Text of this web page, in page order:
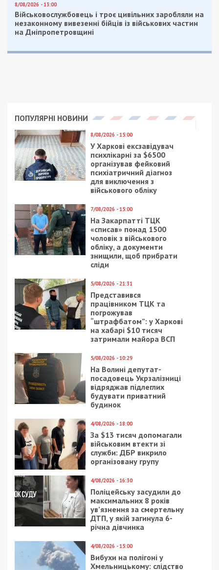
8/08/2026 - 13:00
Військовослужбовець і троє цивільних заробляли на
незаконному вивезенні бійців із військових частин
на Дніпропетровщині
ПОПУЛЯРНІ НОВИНИ
8/08/2026 - 15:00
У Харкові ексзавідувач
психлікарні за $6500
організував фейковий
психіатричний діагноз
для виключення з
військового обліку
7/08/2026 - 15:00
На Закарпатті ТЦК
«списав» понад 1500
чоловік з військового
обліку, а документи
знищили, щоб прибрати
сліди
5/08/2026 - 21:31
Представився
працівником ТЦК та
погрожував
“штрафбатом”: у Харкові
на хабарі $10 тисяч
затримали майора ВСП
5/08/2026 - 10:29
На Волині депутат-
посадовець Укрзалізниці
відряджав підлеглих
будувати приватний
будинок
4/08/2026 - 18:00
За $13 тисяч допомагали
військовим втекти зі
служби: ДБР викрило
організовану групу
4/08/2026 - 16:30
Поліцейську засудили до
максимальних 8 років
ув’язнення за смертельну
ДТП, у якій загинула 6-
річна дівчинка
4/08/2026 - 15:00
Вибухи на полігоні у
Хмельницькому: слідство